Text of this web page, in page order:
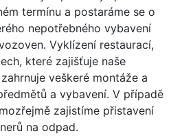
termínu a postaráme se o
nepotřebného vybavení
Vyklízení restaurací,
které zajišťuje naše
veškeré montáže a
a vybavení. V případě
zajistíme přistavení
na odpad.